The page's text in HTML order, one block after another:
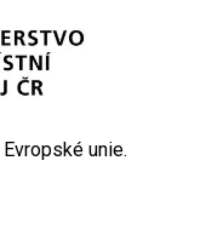
unie.